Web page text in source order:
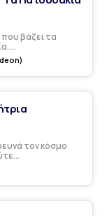
βάζει τα
τον κόσμο